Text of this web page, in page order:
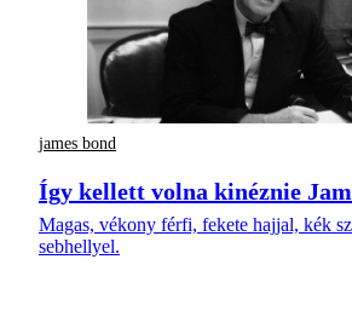
james bond
Így kellett volna kinéznie
Magas, vékony férfi, fekete hajjal, kék
sebhellyel.